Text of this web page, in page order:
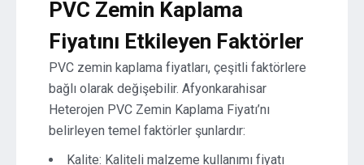
PVC Zemin Kaplama
Fiyatını Etkileyen Faktörler
PVC zemin kaplama fiyatları, çeşitli faktörlere
bağlı olarak değişebilir. Afyonkarahisar
Heterojen PVC Zemin Kaplama Fiyatı’nı
belirleyen temel faktörler şunlardır:
Kalite: Kaliteli malzeme kullanımı fiyatı